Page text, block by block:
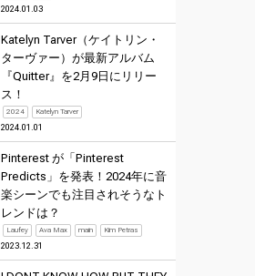
2024.01.03
Katelyn Tarver（ケイトリン・
ターヴァー）が最新アルバム
『Quitter』を2月9日にリリー
ス！
2024 Katelyn Tarver
2024.01.01
Pinterest が「Pinterest
Predicts」を発表！2024年に音
楽シーンでも注目されそうなト
レンドは？
Laufey Ava Max main Kim Petras
2023.12.31